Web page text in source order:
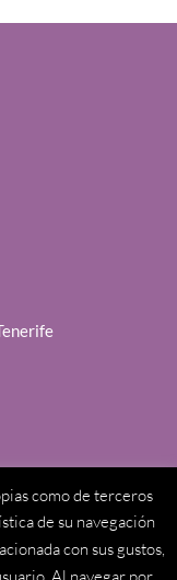
como de terceros
de su navegación
con sus gustos,